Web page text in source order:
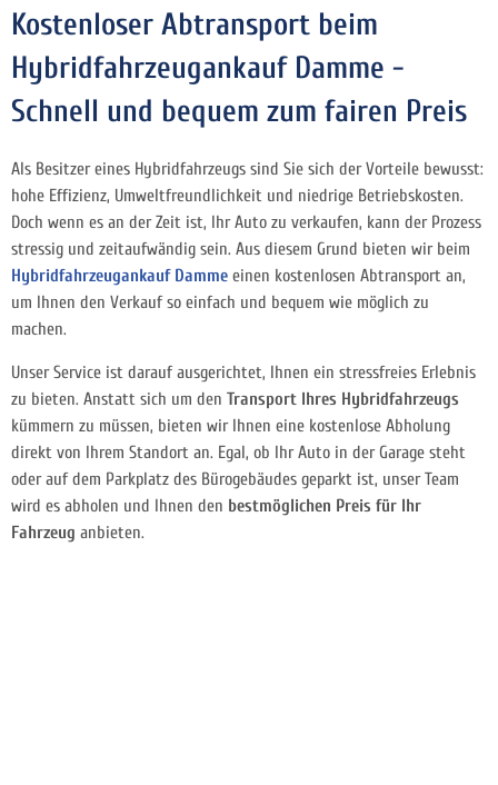
Kostenloser Abtransport beim
Hybridfahrzeugankauf Damme -
Schnell und bequem zum fairen Preis
Als Besitzer eines Hybridfahrzeugs sind Sie sich der Vorteile bewusst:
hohe Effizienz, Umweltfreundlichkeit und niedrige Betriebskosten.
Doch wenn es an der Zeit ist, Ihr Auto zu verkaufen, kann der Prozess
stressig und zeitaufwändig sein. Aus diesem Grund bieten wir beim
Hybridfahrzeugankauf Damme einen kostenlosen Abtransport an,
um Ihnen den Verkauf so einfach und bequem wie möglich zu
machen.
Unser Service ist darauf ausgerichtet, Ihnen ein stressfreies Erlebnis
zu bieten. Anstatt sich um den Transport Ihres Hybridfahrzeugs
kümmern zu müssen, bieten wir Ihnen eine kostenlose Abholung
direkt von Ihrem Standort an. Egal, ob Ihr Auto in der Garage steht
oder auf dem Parkplatz des Bürogebäudes geparkt ist, unser Team
wird es abholen und Ihnen den bestmöglichen Preis für Ihr
Fahrzeug anbieten.